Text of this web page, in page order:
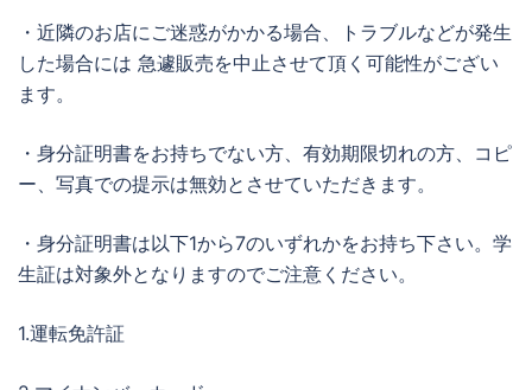
・近隣のお店にご迷惑がかかる場合、トラブルなどが発生
した場合には 急遽販売を中止させて頂く可能性がござい
ます。
・身分証明書をお持ちでない方、有効期限切れの方、コピ
ー、写真での提示は無効とさせていただきます。
・身分証明書は以下1から7のいずれかをお持ち下さい。学
生証は対象外となりますのでご注意ください。
1.運転免許証